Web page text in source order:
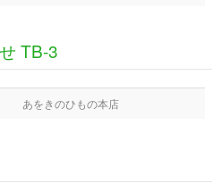
TB-3
あをきのひもの本店